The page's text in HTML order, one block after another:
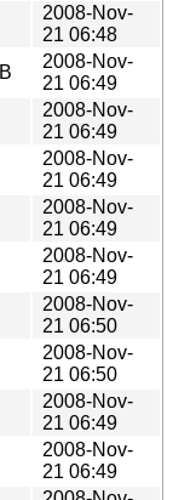
2008-Nov-
21 06:48
2008-Nov-
21 06:49
2008-Nov-
21 06:49
2008-Nov-
21 06:49
2008-Nov-
21 06:49
2008-Nov-
21 06:49
2008-Nov-
21 06:50
2008-Nov-
21 06:50
2008-Nov-
21 06:49
2008-Nov-
21 06:49